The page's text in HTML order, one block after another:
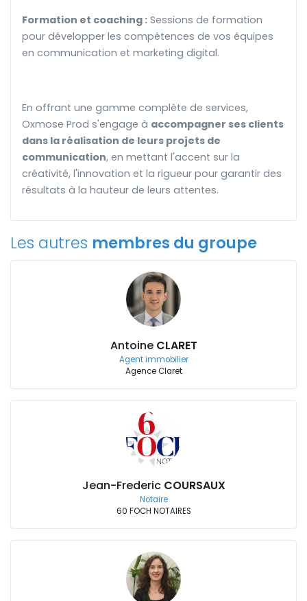
Formation et coaching : Sessions de formation
pour développer les compétences de vos équipes
en communication et marketing digital.
En offrant une gamme complète de services,
Oxmose Prod s'engage à accompagner ses clients
dans la réalisation de leurs projets de
communication, en mettant l'accent sur la
créativité, l'innovation et la rigueur pour garantir des
résultats à la hauteur de leurs attentes.
Les autres membres du groupe
Antoine CLARET
Agent immobilier
Agence Claret
Jean-Frederic COURSAUX
Notaire
60 FOCH NOTAIRES